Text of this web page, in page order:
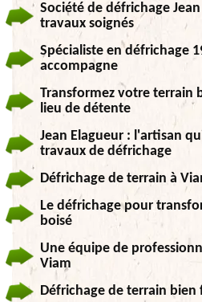
Société de défrichage
travaux soignés
Spécialiste en défrichage
accompagne
Transformez votre terrain
lieu de détente
Jean Elagueur : l'artisan
travaux de défrichage
Défrichage de terrain à
Le défrichage pour
boisé
Une équipe de
Viam
Défrichage de terrain bien